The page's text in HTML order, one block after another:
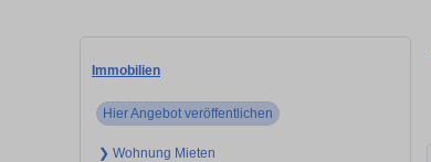
Immobilien
Hier Angebot veröffentlichen
❯ Wohnung Mieten